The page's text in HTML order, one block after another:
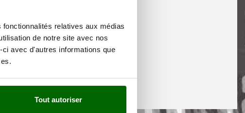
relatives aux médias
de notre site avec nos
avec d'autres informations que
Tout autoriser